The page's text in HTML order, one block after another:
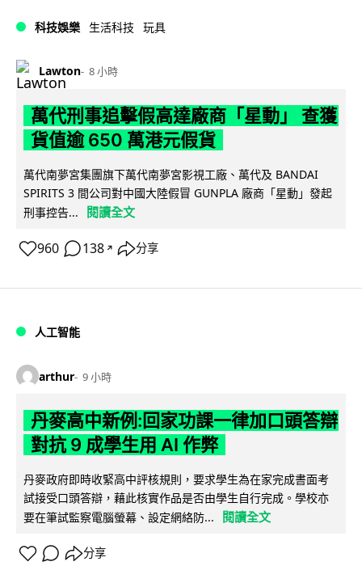
科技娛樂 生活科技 玩具
Lawton 8 小時
萬代刑事追擊假高達廠商「星動」 查獲
貨值逾 650 萬港元假貨
萬代南夢宮集團旗下萬代南夢宮影視工廠、萬代及 BANDAI
SPIRITS 3 間公司對中國大陸假冒 GUNPLA 廠商「星動」發起
刑事控告...
閱讀全文
960 138 ↗ 分享
人工智能
arthur 9 小時
丹麥高中新例:回家功課一律加口頭答辯
對抗 9 成學生用 AI 作弊
丹麥政府即時收緊高中評核規則，要求學生為在家完成書面考
試接受口頭答辯，藉此核實作品是否由學生自行完成。學校亦
要在筆試監察電腦螢幕、設定網絡防...
閱讀全文
分享